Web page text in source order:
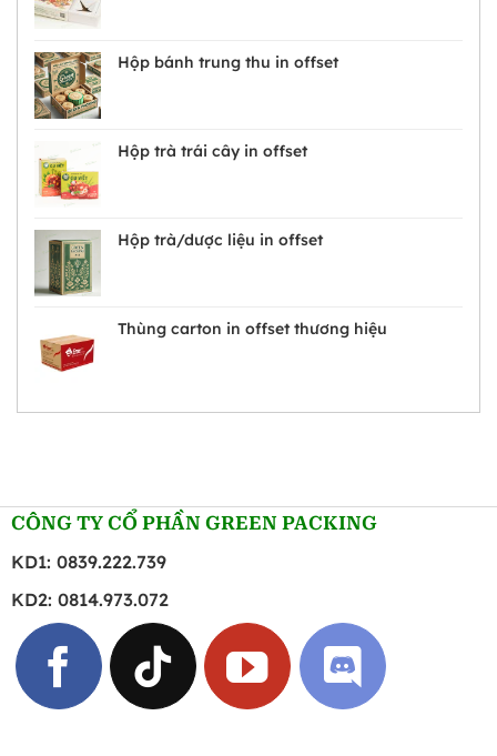
Hộp bánh trung thu in offset
Hộp trà trái cây in offset
Hộp trà/dược liệu in offset
Thùng carton in offset thương hiệu
CÔNG TY CỔ PHẦN GREEN PACKING
KD1: 0839.222.739
KD2: 0814.973.072